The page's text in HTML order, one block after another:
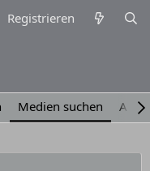
Registrieren
Medien suchen